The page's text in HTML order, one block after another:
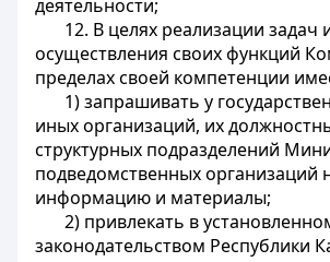
деятельности;
12. В целях реализации задач
осуществления своих функций
пределах своей компетенции
1) запрашивать у
иных организаций, их
структурных подразделений
подведомственных организаций
информацию и материалы;
2) привлекать в
законодательством Республики